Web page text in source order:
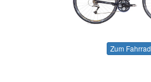
Zum Fahrrad